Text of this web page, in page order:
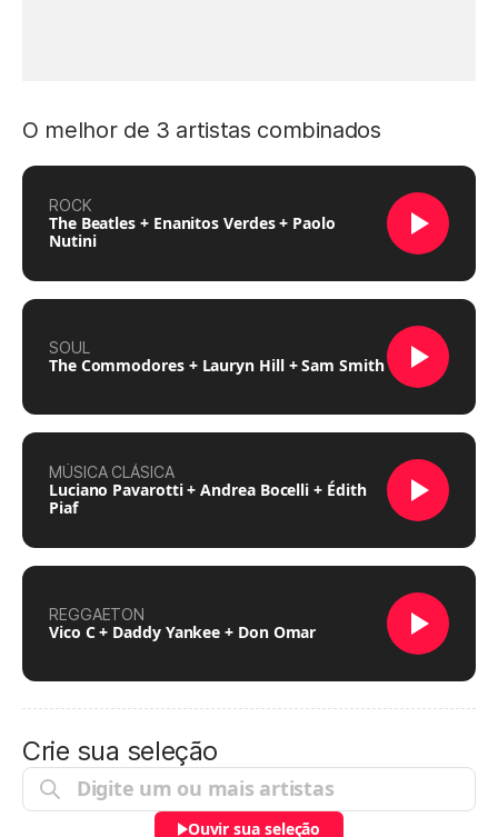
O melhor de 3 artistas combinados
ROCK
The Beatles + Enanitos Verdes + Paolo
Nutini
SOUL
The Commodores + Lauryn Hill + Sam Smith
MÚSICA CLÁSICA
Luciano Pavarotti + Andrea Bocelli + Édith
Piaf
REGGAETON
Vico C + Daddy Yankee + Don Omar
Crie sua seleção
Ouvir sua seleção